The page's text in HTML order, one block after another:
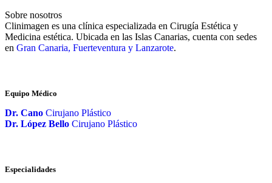
Sobre nosotros
Clinimagen es una clínica especializada en Cirugía Estética y
Medicina estética. Ubicada en las Islas Canarias, cuenta con sedes
en Gran Canaria, Fuerteventura y Lanzarote.
Equipo Médico
Dr. Cano Cirujano Plástico
Dr. López Bello Cirujano Plástico
Especialidades